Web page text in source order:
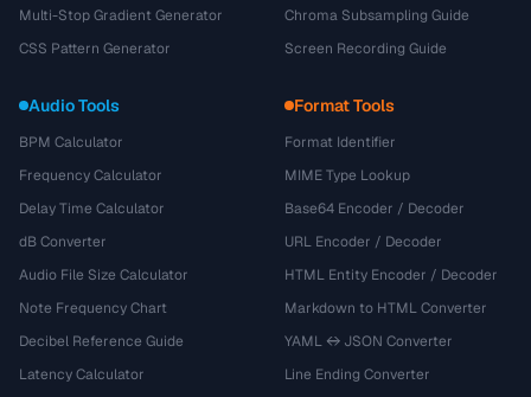
Multi-Stop Gradient Generator
CSS Pattern Generator
Chroma Subsampling Guide
Screen Recording Guide
Audio Tools
BPM Calculator
Frequency Calculator
Delay Time Calculator
dB Converter
Audio File Size Calculator
Note Frequency Chart
Decibel Reference Guide
Latency Calculator
Format Tools
Format Identifier
MIME Type Lookup
Base64 Encoder / Decoder
URL Encoder / Decoder
HTML Entity Encoder / Decoder
Markdown to HTML Converter
YAML ↔ JSON Converter
Line Ending Converter